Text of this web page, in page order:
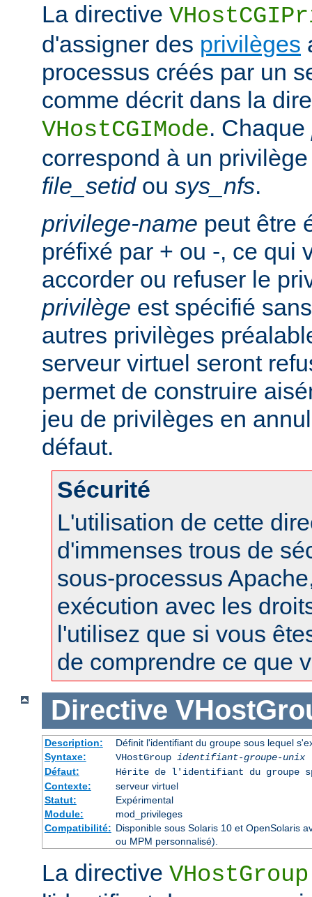
La directive
d'assigner des privilèges
processus créés par un
comme décrit dans la
VHostCGIMode. Chaque
correspond à un
file_setidou sys_nfs.
privilege-name peut être
préfixé par + ou -, ce qui
accorder ou refuser le
privilège est spécifié
autres privilèges
serveur virtuel seront
permet de construire
jeu de privilèges en
défaut.
Sécurité
L'utilisation de cette
d'immenses trous de
sous-processus
exécution avec les
l'utilisez que si vous
de comprendre ce que
Directive
Description:
Définit l'identifiant du groupe sous lequel
Syntaxe:
VHostGroup identifiant-groupe-unix
Défaut:
Hérite de l'identifiant du groupe
Contexte:
serveur virtuel
Statut:
Expérimental
Module:
mod_privileges
Compatibilité: Disponible sous Solaris 10 et OpenSolaris
ou MPM personnalisé).
La directive VHostGroup